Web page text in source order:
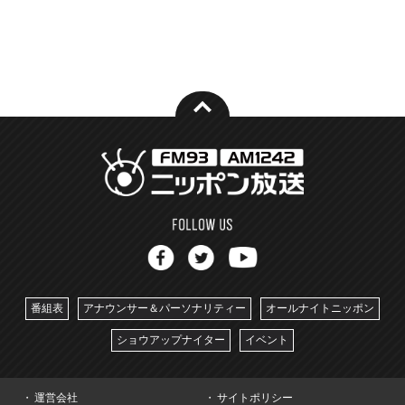
番組表 アナウンサー＆パーソナリティー オールナイトニッポン
ショウアップナイター イベント
運営会社 サイトポリシー